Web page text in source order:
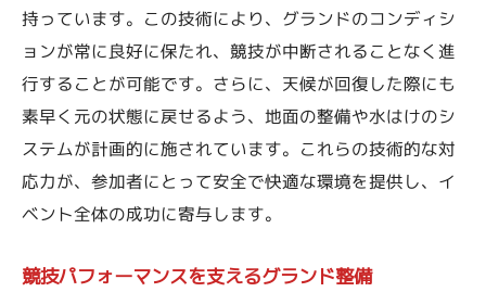
悪天候に強い整備技術の紹介
プロが明かす天候対応のノウハウ
整備の品質を保つための秘策
天候予測を活用した整備計画
整備の精度を上げるための工夫
グランド整備が支えるスポーツイベントの感動
持っています。この技術により、グランドのコンディシ
ョンが常に良好に保たれ、競技が中断されることなく進
行することが可能です。さらに、天候が回復した際にも
素早く元の状態に戻せるよう、地面の整備や水はけのシ
ステムが計画的に施されています。これらの技術的な対
応力が、参加者にとって安全で快適な環境を提供し、イ
ベント全体の成功に寄与します。
競技パフォーマンスを支えるグランド整備